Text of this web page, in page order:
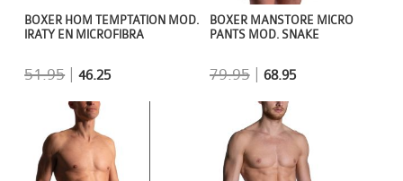
BOXER MANSTORE MICRO
PANTS MOD. SNAKE
79.95| 68.95
BOXER HOM TEMPTATION MOD.
IRATY EN MICROFIBRA
51.95 |46.25